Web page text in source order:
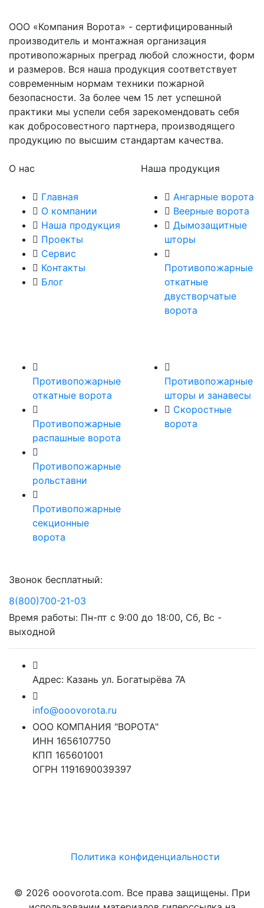
ООО «Компания Ворота» - сертифицированный
производитель и монтажная организация
противопожарных преград любой сложности, форм
и размеров. Вся наша продукция соответствует
современным нормам техники пожарной
безопасности. За более чем 15 лет успешной
практики мы успели себя зарекомендовать себя
как добросовестного партнера, производящего
продукцию по высшим стандартам качества.
О нас
Главная
О компании
Наша продукция
Проекты
Сервис
Контакты
Блог
Наша продукция
Ангарные ворота
Веерные ворота
Дымозащитные
шторы
Противопожарные
откатные
двустворчатые
ворота
Противопожарные
откатные ворота
Противопожарные
распашные ворота
Противопожарные
рольставни
Противопожарные
секционные
ворота
Противопожарные
шторы и занавесы
Скоростные
ворота
Звонок бесплатный:
8(800)700-21-03
Время работы: Пн-пт с 9:00 до 18:00, Сб, Вс -
выходной
Адрес: Казань ул. Богатырёва 7А
info@ooovorota.ru
ООО КОМПАНИЯ "ВОРОТА"
ИНН 1656107750
КПП 165601001
ОГРН 1191690039397
Политика конфиденциальности
© 2026 ooovorota.com. Все права защищены. При